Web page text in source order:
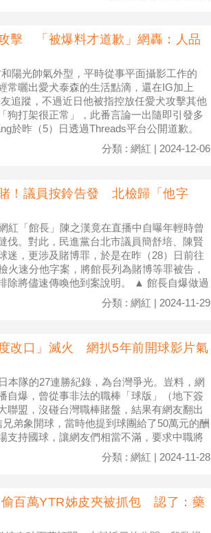
擊 「被爆料才道歉」網轟：人品
陽光帥氣外型，平時從事平面攝影工作的
常曬出愛犬泰森的生活點滴，還在IG加上
追蹤，不過近日他被指控放任愛犬攻擊其他
狗打架很正常」，此番言論一出隨即引發多
於昨（5）日透過Threads平台公開道歉。
分類 : 網紅 | 2024-12-06
！議員按鈴告發 北檢歸「他字
紅「館長」陳之漢竟在直播中自曝年輕時曾
伐。對此，民進黨台北市議員簡舒培、陳賢
迷，更涉及賭博罪，於是在昨（28）日前往
火速分他字案，將館長列為賭博等罪被告，
除將儘速傳喚他到案說明。 ▲ 館長自爆做過
分類 : 網紅 | 2024-11-29
改口」滅火 網扒5年前開球影片氣
本隊的27連勝紀錄，為台灣爭光。豈料，網
自爆，曾從事非法的職棒「球版」（地下簽
聯盟，沒碰台灣職棒賭盤，結果有網友翻出
弟象開球，當時他提到球團給了50萬元的酬
支持國球，讓網友們相當不滿，要求中職將
分類 : 網紅 | 2024-11-28
偷百萬YTR姊皮夾被抓包 認了：藥